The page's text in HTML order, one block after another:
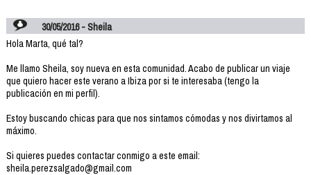
30/05/2016 - Sheila
Hola Marta, qué tal?
Me llamo Sheila, soy nueva en esta comunidad. Acabo de publicar un viaje
que quiero hacer este verano a Ibiza por si te interesaba (tengo la
publicación en mi perfil).
Estoy buscando chicas para que nos sintamos cómodas y nos divirtamos al
máximo.
Si quieres puedes contactar conmigo a este email:
sheila.perezsalgado@gmail.com